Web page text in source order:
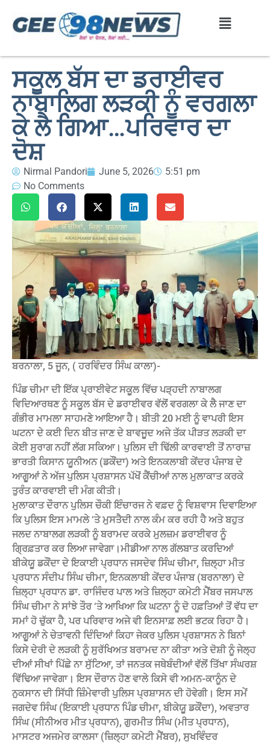
ਸਕੂਲ ਬੱਸ ਦਾ ਡਰਾਈਵਰ
ਨਾਬਾਲਿਗ ਲੜਕੀ ਨੂੰ ਵਰਗਲਾ
ਕੇ ਲੈ ਗਿਆ…ਪਰਿਵਾਰ ਦਾ
ਦੋਸ਼
Nirmal Pandori June 5, 2026
5:51 pm
No Comments
ਬਰਨਾਲਾ, 5 ਜੂਨ, ( ਹਰਵਿੰਦਰ ਸਿੰਘ ਕਾਲਾ)-
ਪਿੰਡ ਚੀਮਾ ਦੀ ਇੱਕ ਪ੍ਰਾਈਵੇਟ ਸਕੂਲ ਵਿੱਚ ਪੜ੍ਹਦੀ ਨਾਬਾਲਗ
ਵਿਦਿਆਰਥਣ ਨੂੰ ਸਕੂਲ ਬੱਸ ਦੇ ਡਰਾਈਵਰ ਵੱਲੋਂ ਵਰਗਲਾ ਕੇ ਲੈ ਜਾਣ ਦਾ
ਗੰਭੀਰ ਮਾਮਲਾ ਸਾਹਮਣੇ ਆਇਆ ਹੈ। ਬੀਤੀ 20 ਮਈ ਨੂੰ ਵਾਪਰੀ ਇਸ
ਘਟਨਾ ਦੇ ਕਈ ਦਿਨ ਬੀਤ ਜਾਣ ਦੇ ਬਾਵਜੂਦ ਅਜੇ ਤੱਕ ਪੀੜਤ ਲੜਕੀ ਦਾ
ਕੋਈ ਸੁਰਾਗ ਨਹੀਂ ਲੱਗ ਸਕਿਆ। ਪੁਲਿਸ ਦੀ ਢਿੱਲੀ ਕਾਰਵਾਈ ਤੋਂ ਨਾਰਾਜ਼
ਭਾਰਤੀ ਕਿਸਾਨ ਯੂਨੀਅਨ (ਡਕੌਂਦਾ) ਅਤੇ ਇਨਕਲਾਬੀ ਕੇਂਦਰ ਪੰਜਾਬ ਦੇ
ਆਗੂਆਂ ਨੇ ਅੱਜ ਪੁਲਿਸ ਪ੍ਰਸ਼ਾਸਨ ਪੱਖੋਂ ਕੈਂਚੀਆਂ ਨਾਲ ਮੁਲਾਕਾਤ ਕਰਕੇ
ਤੁਰੰਤ ਕਾਰਵਾਈ ਦੀ ਮੰਗ ਕੀਤੀ।
ਮੁਲਾਕਾਤ ਦੌਰਾਨ ਪੁਲਿਸ ਚੌਕੀ ਇੰਚਾਰਜ ਨੇ ਵਫ਼ਦ ਨੂੰ ਵਿਸ਼ਵਾਸ ਦਿਵਾਇਆ
ਕਿ ਪੁਲਿਸ ਇਸ ਮਾਮਲੇ ‘ਤੇ ਮੁਸਤੈਦੀ ਨਾਲ ਕੰਮ ਕਰ ਰਹੀ ਹੈ ਅਤੇ ਬਹੁਤ
ਜਲਦ ਨਾਬਾਲਗ ਲੜਕੀ ਨੂੰ ਬਰਾਮਦ ਕਰਕੇ ਮੁਲਜ਼ਮ ਡਰਾਈਵਰ ਨੂੰ
ਗ੍ਰਿਫ਼ਤਾਰ ਕਰ ਲਿਆ ਜਾਵੇਗਾ।ਮੀਡੀਆ ਨਾਲ ਗੱਲਬਾਤ ਕਰਦਿਆਂ
ਬੀਕੇਯੂ ਡਕੌਂਦਾ ਦੇ ਇਕਾਈ ਪ੍ਰਧਾਨ ਜਸਦੇਵ ਸਿੰਘ ਚੀਮਾ, ਜ਼ਿਲ੍ਹਾ ਮੀਤ
ਪ੍ਰਧਾਨ ਸੰਦੀਪ ਸਿੰਘ ਚੀਮਾ, ਇਨਕਲਾਬੀ ਕੇਂਦਰ ਪੰਜਾਬ (ਬਰਨਾਲਾ) ਦੇ
ਜ਼ਿਲ੍ਹਾ ਪ੍ਰਧਾਨ ਡਾ. ਰਾਜਿੰਦਰ ਪਾਲ ਅਤੇ ਜ਼ਿਲ੍ਹਾ ਕਮੇਟੀ ਮੈਂਬਰ ਜਸਪਾਲ
ਸਿੰਘ ਚੀਮਾ ਨੇ ਸਾਂਝੇ ਤੌਰ ‘ਤੇ ਆਖਿਆ ਕਿ ਘਟਨਾ ਨੂੰ ਦੋ ਹਫ਼ਤਿਆਂ ਤੋਂ ਵੱਧ ਦਾ
ਸਮਾਂ ਹੋ ਚੁੱਕਾ ਹੈ, ਪਰ ਪਰਿਵਾਰ ਅਜੇ ਵੀ ਇਨਸਾਫ਼ ਲਈ ਭਟਕ ਰਿਹਾ ਹੈ।
ਆਗੂਆਂ ਨੇ ਚੇਤਾਵਨੀ ਦਿੰਦਿਆਂ ਕਿਹਾ ਜੇਕਰ ਪੁਲਿਸ ਪ੍ਰਸ਼ਾਸਨ ਨੇ ਬਿਨਾਂ
ਕਿਸੇ ਦੇਰੀ ਦੇ ਲੜਕੀ ਨੂੰ ਸੁਰੱਖਿਅਤ ਬਰਾਮਦ ਨਾ ਕੀਤਾ ਅਤੇ ਦੋਸ਼ੀ ਨੂੰ ਜੇਲ੍ਹ
ਦੀਆਂ ਸੀਖਾਂ ਪਿੱਛੇ ਨਾ ਸੁੱਟਿਆ, ਤਾਂ ਜਨਤਕ ਜਥੇਬੰਦੀਆਂ ਵੱਲੋਂ ਤਿੱਖਾ ਸੰਘਰਸ਼
ਵਿੱਢਿਆ ਜਾਵੇਗਾ। ਇਸ ਦੌਰਾਨ ਹੋਣ ਵਾਲੇ ਕਿਸੇ ਵੀ ਅਮਨ-ਕਾਨੂੰਨ ਦੇ
ਨੁਕਸਾਨ ਦੀ ਸਿੱਧੀ ਜ਼ਿੰਮੇਵਾਰੀ ਪੁਲਿਸ ਪ੍ਰਸ਼ਾਸਨ ਦੀ ਹੋਵੇਗੀ। ਇਸ ਸਮੇਂ
ਜਗਦੇਵ ਸਿੰਘ (ਇਕਾਈ ਪ੍ਰਧਾਨ ਪਿੰਡ ਚੀਮਾ, ਬੀਕੇਯੂ ਡਕੌਂਦਾ), ਅਵਤਾਰ
ਸਿੰਘ (ਸੀਨੀਅਰ ਮੀਤ ਪ੍ਰਧਾਨ), ਗੁਰਮੀਤ ਸਿੰਘ (ਮੀਤ ਪ੍ਰਧਾਨ),
ਮਾਸਟਰ ਅਜਮੇਰ ਕਾਲਸਾ (ਜ਼ਿਲ੍ਹਾ ਕਮੇਟੀ ਮੈਂਬਰ), ਸੁਖਵਿੰਦਰ